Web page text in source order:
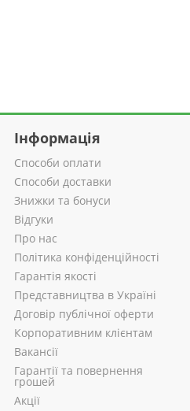
Інформація
Способи оплати
Способи доставки
Знижки та бонуси
Відгуки
Про нас
Політика конфіденційності
Гарантія якості
Представництва в Україні
Договір публічної оферти
Корпоративним клієнтам
Вакансії
Гарантії та повернення
грошей
Акції